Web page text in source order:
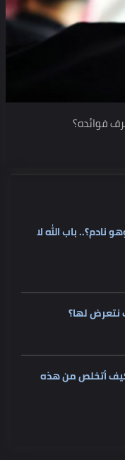
فوائده؟
باب الله لا
نتعرض لها؟
كيف أتخلص من هذه